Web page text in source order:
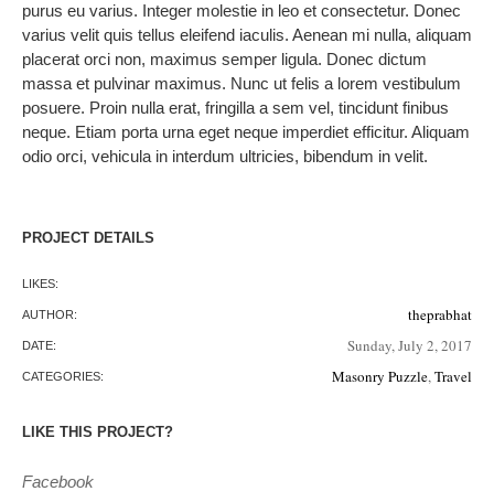
purus eu varius. Integer molestie in leo et consectetur. Donec
varius velit quis tellus eleifend iaculis. Aenean mi nulla, aliquam
placerat orci non, maximus semper ligula. Donec dictum
massa et pulvinar maximus. Nunc ut felis a lorem vestibulum
posuere. Proin nulla erat, fringilla a sem vel, tincidunt finibus
neque. Etiam porta urna eget neque imperdiet efficitur. Aliquam
odio orci, vehicula in interdum ultricies, bibendum in velit.
PROJECT DETAILS
LIKES:
AUTHOR: theprabhat
DATE: Sunday, July 2, 2017
CATEGORIES: Masonry Puzzle,Travel
LIKE THIS PROJECT?
Facebook